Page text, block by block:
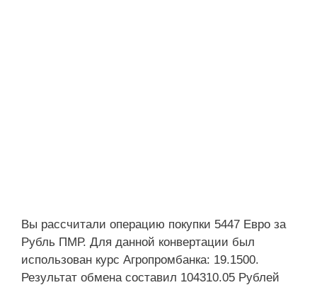
Вы рассчитали операцию покупки 5447 Евро за
Рубль ПМР. Для данной конвертации был
использован курс Агропромбанка: 19.1500.
Результат обмена составил 104310.05 Рублей